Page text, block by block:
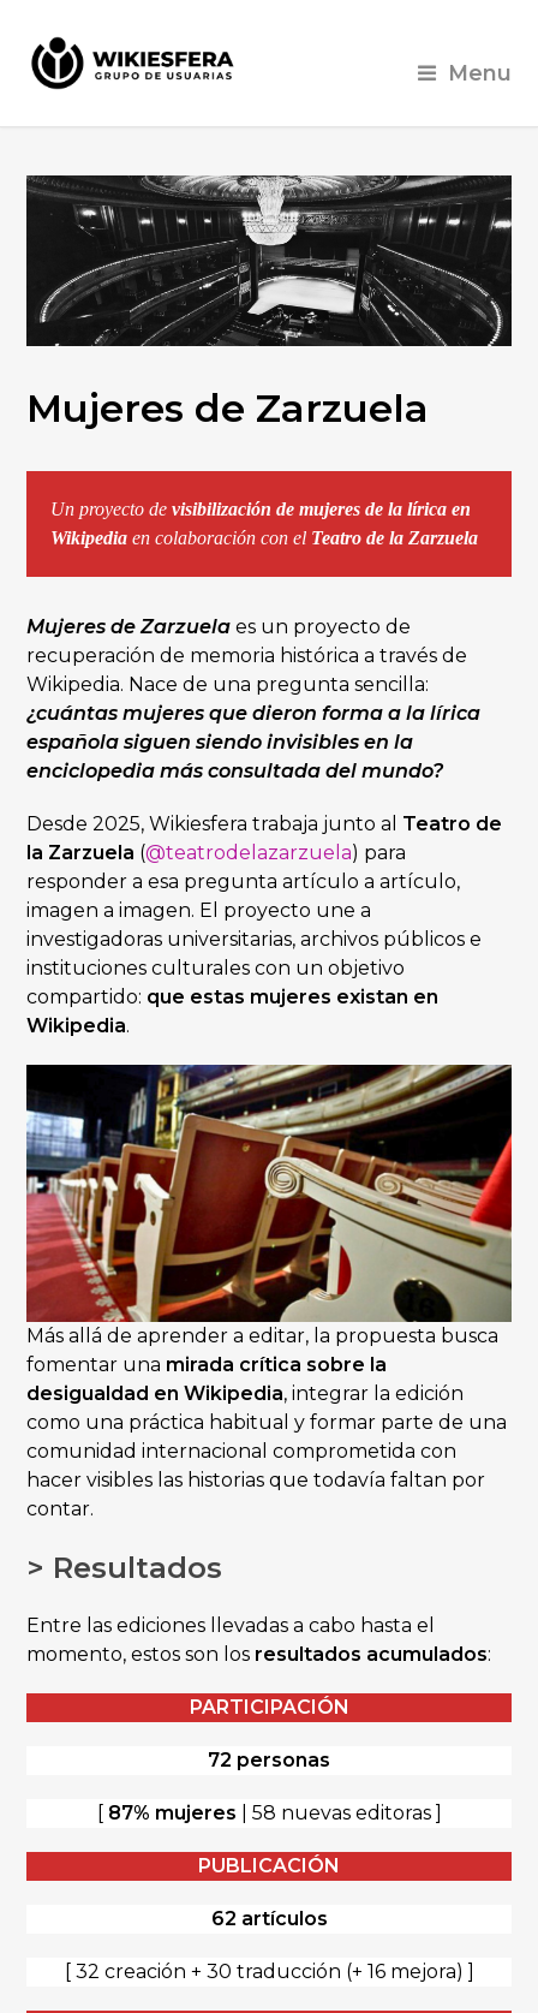
Menu
Mujeres de Zarzuela
Un proyecto de visibilización de mujeres de la lírica en
Wikipedia en colaboración con el Teatro de la Zarzuela
Mujeres de Zarzuela es un proyecto de
recuperación de memoria histórica a través de
Wikipedia. Nace de una pregunta sencilla:
¿cuántas mujeres que dieron forma a la lírica
española siguen siendo invisibles en la
enciclopedia más consultada del mundo?
Desde 2025, Wikiesfera trabaja junto al Teatro de
la Zarzuela (@teatrodelazarzuela) para
responder a esa pregunta artículo a artículo,
imagen a imagen. El proyecto une a
investigadoras universitarias, archivos públicos e
instituciones culturales con un objetivo
compartido: que estas mujeres existan en
Wikipedia.
Más allá de aprender a editar, la propuesta busca
fomentar una mirada crítica sobre la
desigualdad en Wikipedia, integrar la edición
como una práctica habitual y formar parte de una
comunidad internacional comprometida con
hacer visibles las historias que todavía faltan por
contar.
> Resultados
Entre las ediciones llevadas a cabo hasta el
momento, estos son los resultados acumulados:
PARTICIPACIÓN
72 personas
[ 87% mujeres | 58 nuevas editoras ]
PUBLICACIÓN
62 artículos
[ 32 creación + 30 traducción (+ 16 mejora) ]